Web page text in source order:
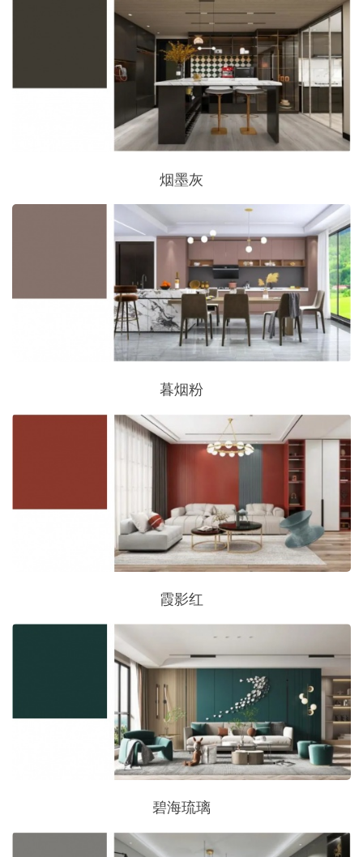
烟墨灰
暮烟粉
霞影红
碧海琉璃